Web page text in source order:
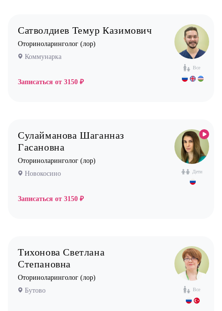
Все
Сатволдиев Темур Казимович
Оториноларинголог (лор)
Коммунарка
Записаться от 3150 ₽
Дети
Сулайманова Шаганназ
Гасановна
Оториноларинголог (лор)
Новокосино
Записаться от 3150 ₽
Все
Тихонова Светлана
Степановна
Оториноларинголог (лор)
Бутово